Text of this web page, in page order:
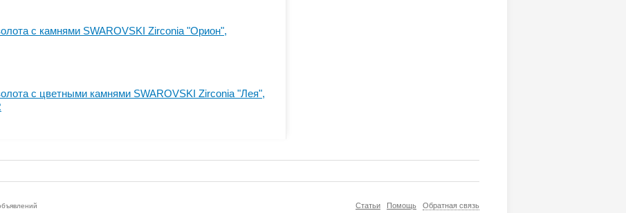
с камнями SWAROVSKI Zirconia "Орион",
с цветными камнями SWAROVSKI Zirconia "Лея",
Статьи Помощь Обратная связь